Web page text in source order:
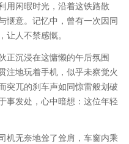
用闲暇时光，沿着这铁路散
惬意。记忆中，曾有一次因同
让人不禁感慨。
正沉浸在这慵懒的午后氛围
注地玩着手机，似乎未察觉火
突兀的刹车声如同惊雷般划破
事发处，心中暗想：这位年轻
机无奈地耸了耸肩，车窗内乘